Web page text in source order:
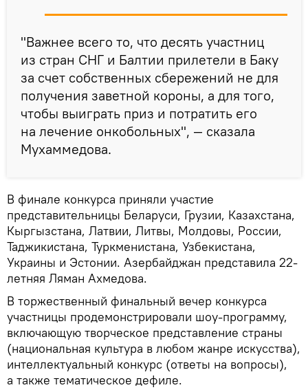
"Важнее всего то, что десять участниц
из стран СНГ и Балтии прилетели в Баку
за счет собственных сбережений не для
получения заветной короны, а для того,
чтобы выиграть приз и потратить его
на лечение онкобольных", — сказала
Мухаммедова.
В финале конкурса приняли участие
представительницы Беларуси, Грузии, Казахстана,
Кыргызстана, Латвии, Литвы, Молдовы, России,
Таджикистана, Туркменистана, Узбекистана,
Украины и Эстонии. Азербайджан представила 22-
летняя Ляман Ахмедова.
В торжественный финальный вечер конкурса
участницы продемонстрировали шоу-программу,
включающую творческое представление страны
(национальная культура в любом жанре искусства),
интеллектуальный конкурс (ответы на вопросы),
а также тематическое дефиле.